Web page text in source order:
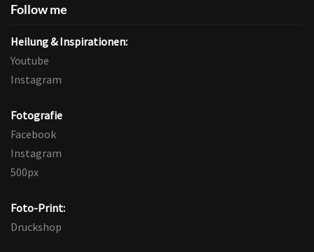
Follow me
Heilung & Inspirationen:
Youtube
Instagram
Fotografie
Facebook
Instagram
500px
Foto-Print:
Druckshop